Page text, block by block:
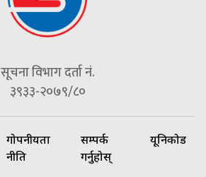
सूचना विभाग दर्ता नं.
३९३३-२०७९/८०
गोपनीयता
नीति
सम्पर्क
गर्नुहोस्
यूनिकोड